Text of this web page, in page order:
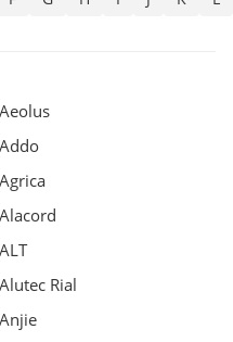
Aeolus
Addo
Agrica
Alacord
ALT
Alutec Rial
Anjie